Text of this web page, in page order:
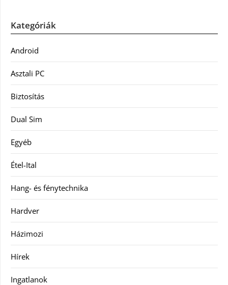
Kategóriák
Android
Asztali PC
Biztosítás
Dual Sim
Egyéb
Étel-Ital
Hang- és fénytechnika
Hardver
Házimozi
Hírek
Ingatlanok